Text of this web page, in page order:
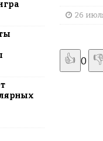
Con 2026: столица
26
👍 0 👎